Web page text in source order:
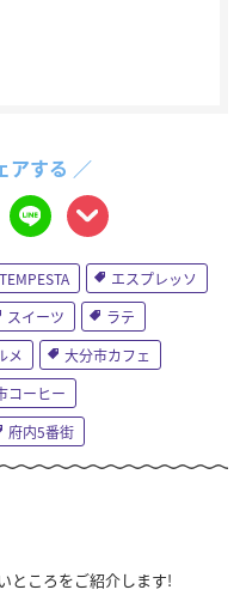
アする ／
TEMPESTA
エスプレッソ
スイーツ
ラテ
メ
大分市カフェ
コーヒー
府内5番街
ところをご紹介します!